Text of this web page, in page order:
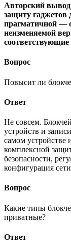
Авторский
защиту гаджетов
прагматичной —
неизменяемой
Вопрос
Повысит ли
Ответ
Не совсем.
устройств и
самом устройстве
комплексной
безопасности,
конфигурация
Вопрос
Какие типы
приватные?
Ответ